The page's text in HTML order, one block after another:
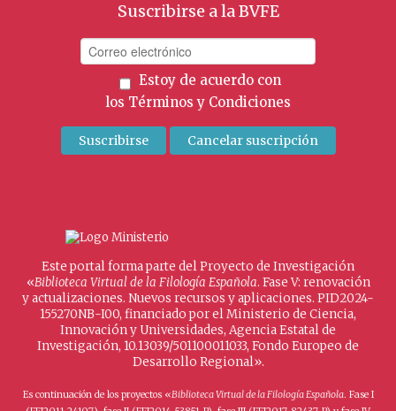
Suscribirse a la BVFE
Estoy de acuerdo con
los Términos y Condiciones
Este portal forma parte del Proyecto de Investigación
«Biblioteca Virtual de la Filología Española. Fase V: renovación
y actualizaciones. Nuevos recursos y aplicaciones. PID2024-
155270NB-I00, financiado por el Ministerio de Ciencia,
Innovación y Universidades, Agencia Estatal de
Investigación, 10.13039/501100011033, Fondo Europeo de
Desarrollo Regional».
Es continuación de los proyectos «Biblioteca Virtual de la Filología Española. Fase I